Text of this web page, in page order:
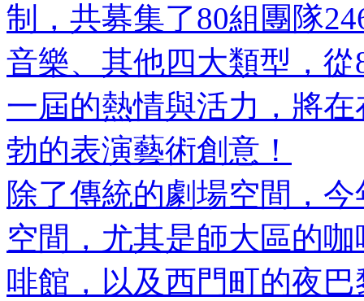
制，共募集了80組團隊
音樂、其他四大類型，
一屆的熱情與活力，將
勃的表演藝術創意！
除了傳統的劇場空間，
空間，尤其是師大區的
啡館，以及西門町的夜